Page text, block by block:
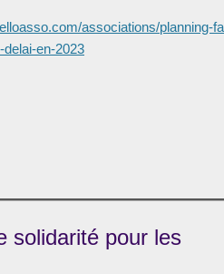
associations/planning-
en-2023
solidarité pour les